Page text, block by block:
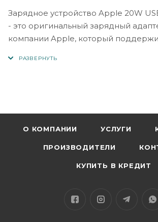
Зарядное устройство Apple 20W
- это оригинальный зарядный
компании Apple, который
Основные характеристики
- Мощность 20 Вт - это позволяет
О КОМПАНИИ УСЛУГИ
ПРОИЗВОДИТЕЛИ
КУПИТЬ В КРЕДИТ